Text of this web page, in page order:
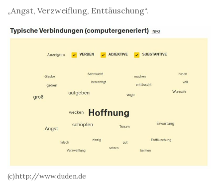
„Angst, Verzweiflung, Enttäuschung“.
(c)http://www.duden.de